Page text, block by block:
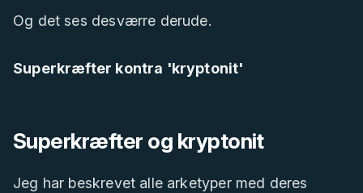
Og det ses desværre derude.
Superkræfter kontra 'kryptonit'
Superkræfter og kryptonit
Jeg har beskrevet alle arketyper med deres